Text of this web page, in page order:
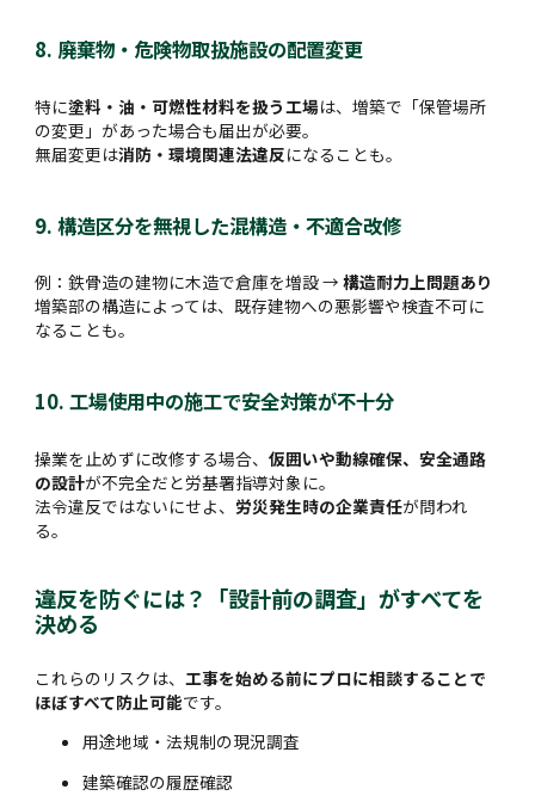
8. 廃棄物・危険物取扱施設の配置変更
特に塗料・油・可燃性材料を扱う工場は、増築で「保管場所
の変更」があった場合も届出が必要。
無届変更は消防・環境関連法違反になることも。
9. 構造区分を無視した混構造・不適合改修
例：鉄骨造の建物に木造で倉庫を増設 →構造耐力上問題あり
増築部の構造によっては、既存建物への悪影響や検査不可に
なることも。
10. 工場使用中の施工で安全対策が不十分
操業を止めずに改修する場合、仮囲いや動線確保、安全通路
の設計が不完全だと労基署指導対象に。
法令違反ではないにせよ、 労災発生時の企業責任が問われ
る。
違反を防ぐには？「設計前の調査」がすべてを
決める
これらのリスクは、工事を始める前にプロに相談することで
ほぼすべて防止可能です。
用途地域・法規制の現況調査
建築確認の履歴確認